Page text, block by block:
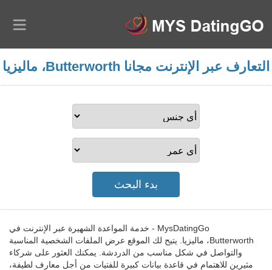
التعارف عبر الإنترنت مجانا Butterworth، ماليزيا
MysDatingGo - خدمة المواعدة الشهيرة عبر الإنترنت في
Butterworth، ماليزيا. يتيح لك الموقع عرض الملفات الشخصية المناسبة
والتواصل في شكل مناسب من الدردشة. يمكنك العثور على شركاء
مثيرين للاهتمام في قاعدة بيانات كبيرة للفتيات من أجل معارف لطيفة،